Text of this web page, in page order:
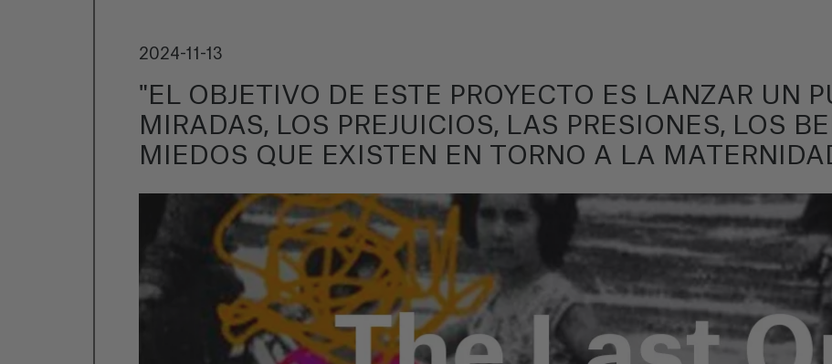
2024-11-13
"EL OBJETIVO DE ESTE PROYECTO ES LANZAR UN
MIRADAS, LOS PREJUICIOS, LAS PRESIONES, LOS
MIEDOS QUE EXISTEN EN TORNO A LA